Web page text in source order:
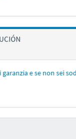
garanzia e se non sei